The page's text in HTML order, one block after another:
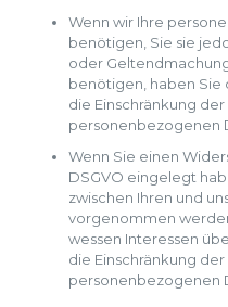
Wenn wir Ihre
benötigen, Sie sie
oder
benötigen, haben Sie
die Einschränkung
personenbezogenen
Wenn Sie einen
DSGVO eingelegt
zwischen Ihren und
vorgenommen
wessen Interessen
die Einschränkung
personenbezogenen